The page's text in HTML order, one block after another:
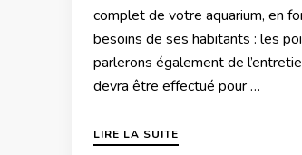
complet de votre aquarium, en
besoins de ses habitants : les
parlerons également de
devra être effectué pour …
LIRE LA SUITE